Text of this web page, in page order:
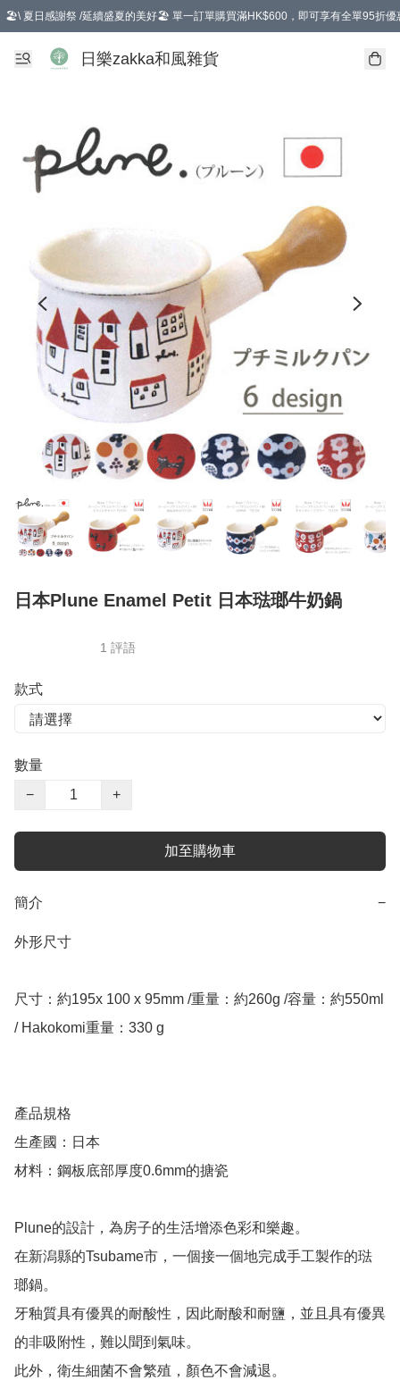
🏖️\ 夏日感謝祭 /延續盛夏的美好🏖️ 單一訂單購買滿HK$600，即可享有全單95折優
選擇GoGoX住宅/工商地址配送，單一訂單消費購物滿HK$680(折扣後），可享有
日樂zakka和風雜貨
日本Plune Enamel Petit 日本琺瑯牛奶鍋
1 評語
款式
數量
−
+
加至購物車
簡介 −
外形尺寸
尺寸：約195x 100 x 95mm /重量：約260g /容量：約550ml
/ Hakokomi重量：330 g
產品規格
生產國：日本
材料：鋼板底部厚度0.6mm的搪瓷
Plune的設計，為房子的生活增添色彩和樂趣。
在新潟縣的Tsubame市，一個接一個地完成手工製作的琺
瑯鍋。
牙釉質具有優異的耐酸性，因此耐酸和耐鹽，並且具有優異
的非吸附性，難以聞到氣味。
此外，衛生細菌不會繁殖，顏色不會減退。